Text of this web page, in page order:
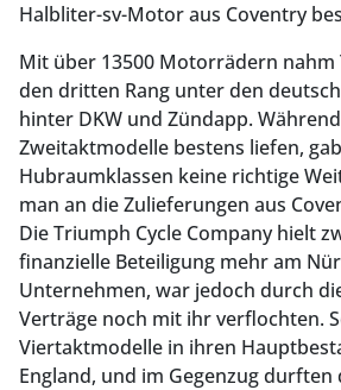
Halbliter-sv-Motor aus Coventry
Mit über 13500 Motorrädern nahm
den dritten Rang unter den
hinter DKW und Zündapp.
Zweitaktmodelle bestens liefen,
Hubraumklassen keine richtige
man an die Zulieferungen aus
Die Triumph Cycle Company hielt
finanzielle Beteiligung mehr am
Unternehmen, war jedoch durch
Verträge noch mit ihr verflochten.
Viertaktmodelle in ihren
England, und im Gegenzug